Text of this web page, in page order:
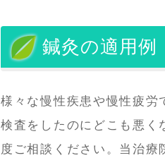
鍼灸の適用例
様々な慢性疾患や慢性疲労
検査をしたのにどこも悪く
度ご相談ください。当治療